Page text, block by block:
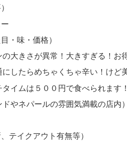
・味・価格）
の大きさが異常！大きすぎる！お
したらめちゃくちゃ辛い！けど
イムは５００円で食べられます！
やネパールの雰囲気満載の店内）
テイクアウト有無等）